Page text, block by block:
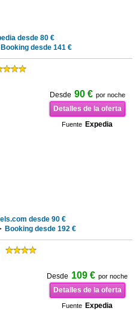
desde 80 €
Booking desde 141 €
Desde 90 € por noche
Detalles de la oferta
Fuente Expedia
desde 90 €
Booking desde 192 €
Desde 109 € por noche
Detalles de la oferta
Fuente Expedia